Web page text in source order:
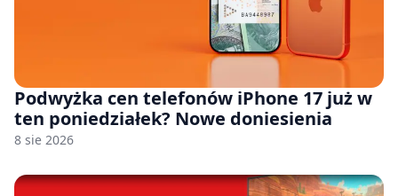
Podwyżka cen telefonów iPhone 17 już w
ten poniedziałek? Nowe doniesienia
8 sie 2026